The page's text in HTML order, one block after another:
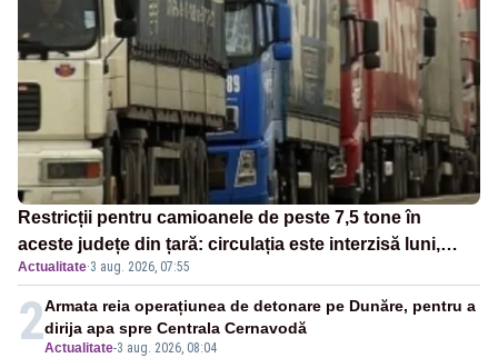
Restricții pentru camioanele de peste 7,5 tone în
aceste județe din țară: circulația este interzisă luni,
între orele 12:00 și 20:00
Actualitate·3 aug. 2026, 07:55
2Actualitate-3 aug. 2026, 08:04
Armata reia operațiunea de detonare pe Dunăre, pentru a
dirija apa spre Centrala Cernavodă